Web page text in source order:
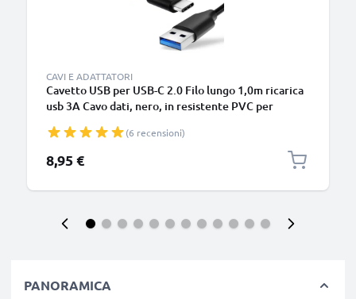
CAVI E ADATTATORI
Cavetto USB per USB-C 2.0 Filo lungo 1,0m ricarica
usb 3A Cavo dati, nero, in resistente PVC per
fotocamera Canon, Panasonic Lumix, Sony
connettore tipo C
(6 recensioni)
8,95 €
PANORAMICA